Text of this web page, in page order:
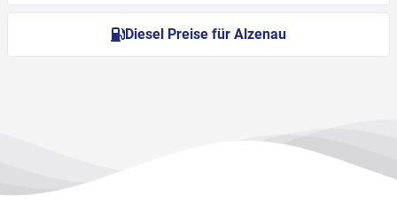
Diesel Preise für Alzenau